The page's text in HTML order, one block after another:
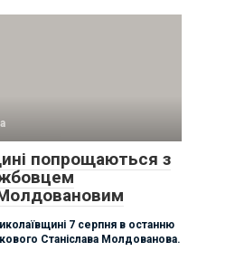
попрощаються з
7 серпня в останню
Станіслава Молдованова.